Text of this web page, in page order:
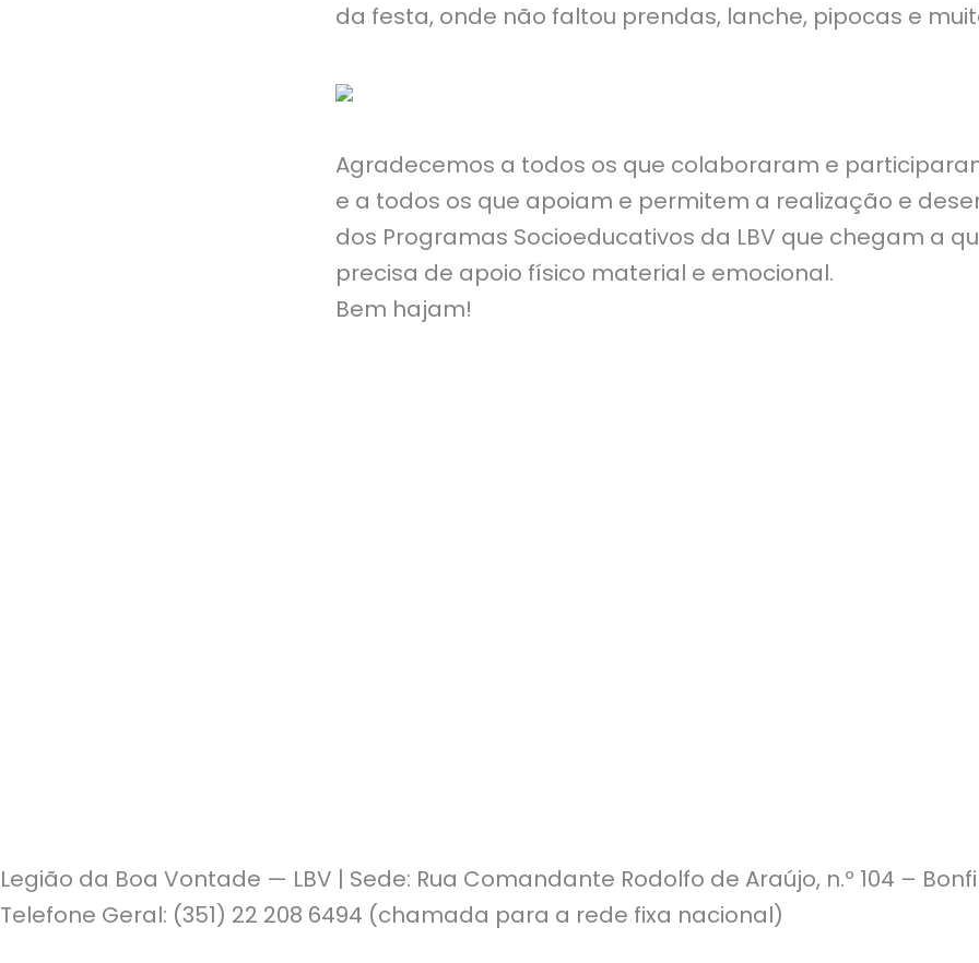
da festa, onde não faltou prendas, lanche, pipocas e
Agradecemos a todos os que colaboraram e
e a todos os que apoiam e permitem a realização e
dos Programas Socioeducativos da LBV que chegam a
precisa de apoio físico material e emocional.
Bem hajam!
Legião da Boa Vontade — LBV | Sede: Rua Comandante Rodolfo de Araújo, n.º 104 –
Telefone Geral: (351) 22 208 6494 (chamada para a rede fixa nacional)